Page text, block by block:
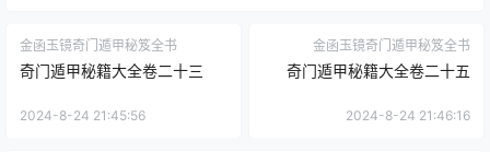
金函玉镜奇门遁甲秘笈全书
奇门遁甲秘籍大全卷二十三
2024-8-24 21:45:56
金函玉镜奇门遁甲秘笈全书
奇门遁甲秘籍大全卷二十五
2024-8-24 21:46:16